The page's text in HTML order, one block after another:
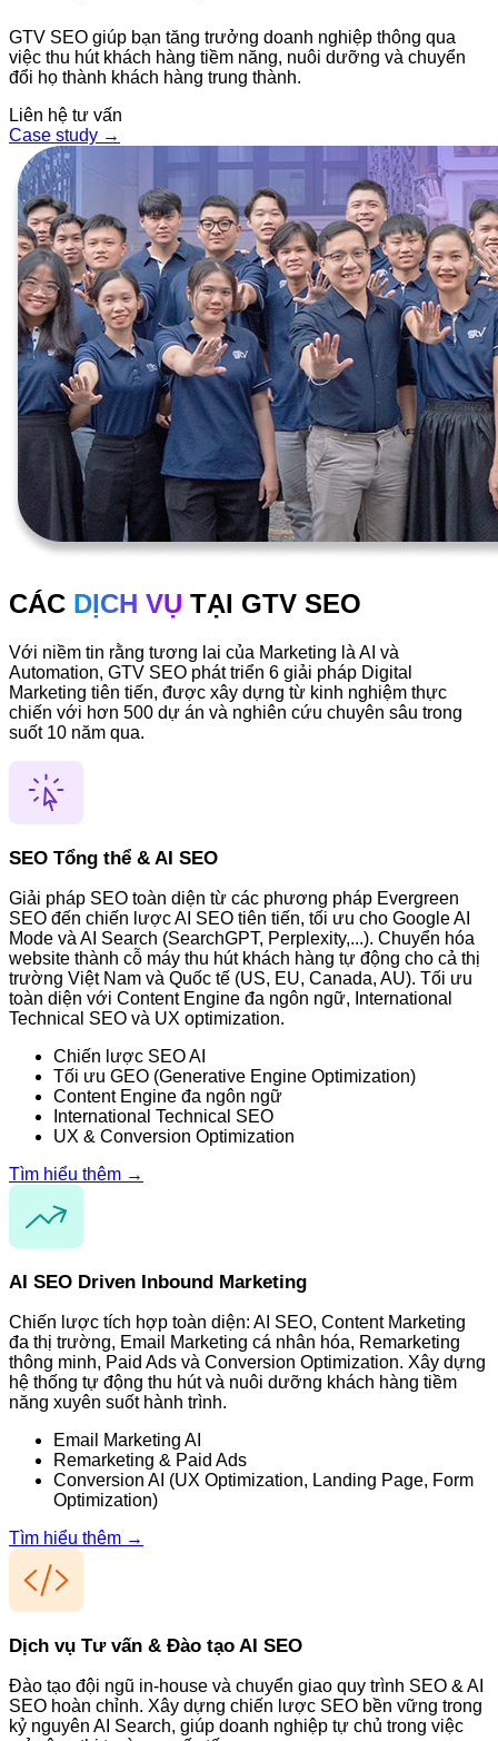
GTV SEO giúp bạn tăng trưởng doanh nghiệp thông qua
việc thu hút khách hàng tiềm năng, nuôi dưỡng và chuyển
đổi họ thành khách hàng trung thành.
Liên hệ tư vấn
Case study →
CÁC DỊCH VỤ TẠI GTV SEO
Với niềm tin rằng tương lai của Marketing là AI và
Automation, GTV SEO phát triển 6 giải pháp Digital
Marketing tiên tiến, được xây dựng từ kinh nghiệm thực
chiến với hơn 500 dự án và nghiên cứu chuyên sâu trong
suốt 10 năm qua.
SEO Tổng thể & AI SEO
Giải pháp SEO toàn diện từ các phương pháp Evergreen
SEO đến chiến lược AI SEO tiên tiến, tối ưu cho Google AI
Mode và AI Search (SearchGPT, Perplexity,...). Chuyển hóa
website thành cỗ máy thu hút khách hàng tự động cho cả thị
trường Việt Nam và Quốc tế (US, EU, Canada, AU). Tối ưu
toàn diện với Content Engine đa ngôn ngữ, International
Technical SEO và UX optimization.
Chiến lược SEO AI
Tối ưu GEO (Generative Engine Optimization)
Content Engine đa ngôn ngữ
International Technical SEO
UX & Conversion Optimization
Tìm hiểu thêm →
AI SEO Driven Inbound Marketing
Chiến lược tích hợp toàn diện: AI SEO, Content Marketing
đa thị trường, Email Marketing cá nhân hóa, Remarketing
thông minh, Paid Ads và Conversion Optimization. Xây dựng
hệ thống tự động thu hút và nuôi dưỡng khách hàng tiềm
năng xuyên suốt hành trình.
Email Marketing AI
Remarketing & Paid Ads
Conversion AI (UX Optimization, Landing Page, Form
Optimization)
Tìm hiểu thêm →
Dịch vụ Tư vấn & Đào tạo AI SEO
Đào tạo đội ngũ in-house và chuyển giao quy trình SEO & AI
SEO hoàn chỉnh. Xây dựng chiến lược SEO bền vững trong
kỷ nguyên AI Search, giúp doanh nghiệp tự chủ trong việc